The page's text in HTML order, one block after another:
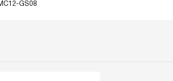
GS08